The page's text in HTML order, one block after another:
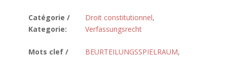
Catégorie /
Kategorie:
Droit constitutionnel,
Verfassungsrecht
Mots clef /
BEURTEILUNGSSPIELRAUM,